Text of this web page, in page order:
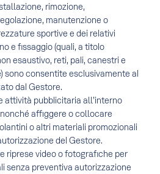
rimozione,
manutenzione o
sportive e dei relativi
e fissaggio (quali, a titolo
esaustivo, reti, pali, canestri e
sono consentite esclusivamente al
dal Gestore.
attività pubblicitaria all’interno
affiggere o collocare
o altri materiali promozionali
del Gestore.
riprese video o fotografiche per
senza preventiva autorizzazione